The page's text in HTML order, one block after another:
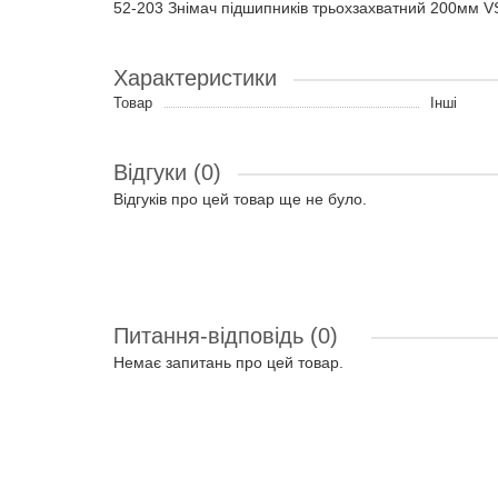
52-203 Знімач підшипників трьохзахватний 200мм
Характеристики
Товар Інші
Відгуки (0)
Відгуків про цей товар ще не було.
Питання-відповідь (0)
Немає запитань про цей товар.